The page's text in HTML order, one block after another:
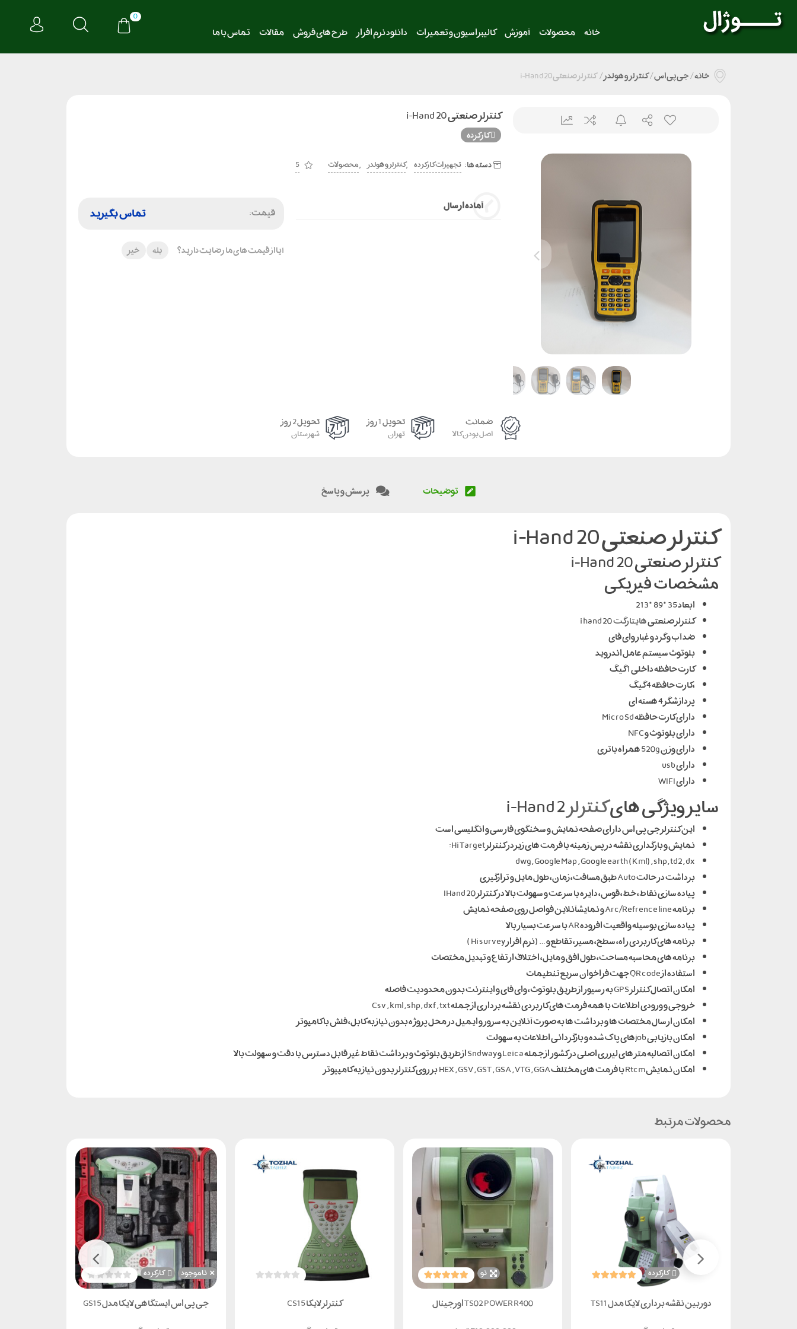
خانه محصولات آموزش کالیبراسیون و تعمیرات دانلود نرم افزار طرح های فروش مقالات تماس با ما
0
خانه/جی پی اس/کنترلر و هولدر/ کنترلر صنعتی i-Hand 20
کنترلر صنعتی i-Hand 20
کارکرده
دسته ها: تجهیزات کارکرده ,کنترلر و هولدر ,محصولات 5
آماده ارسال قیمت: تماس بگیرید
آیا از قیمت های ما رضایت دارید؟ بله خیر
ضمانت
اصل بودن کالا
تحویل 1 روز
تهران
تحویل 2 روز
شهرستان
توضیحات پرسش و پاسخ
کنترلر صنعتی i-Hand 20
کنترلر صنعتی i-Hand 20
مشخصات فیزیکی
ابعاد 35*89*213
کنترلر صنعتیهایتارگت
ضد آب و گرد و غبار وای فای
بلوتوث سیستم عامل اندروید
کارت حافظه داخلی 1 گیگ
،کارت حافظه 4 گیگ
پردازشگر 4 هسته ای
دارای کارت حافظه Micro Sd
دارای بلوتوث و NFC
دارای وزن 520g همراه باتری
دارای usb
دارای WIFI
سایر ویژگی هایکنترلر
این کنترلر جی پی اس دارای صفحه نمایش و سخنگوی فارسی و انگلیسی است
نمایش و بارگداری نقشه در پس زمینه با فرمت های زیردر کنترلر Hi Target:
dwg, Google Map , Google earth (Kml), shp, td2, dx
برداشت در حالت Auto طبق مسافت، زمان، طول مایل و ترازگیری
پیاده سازی نقاط، خط، قوس، دایره با سرعت و سهولت بالا در کنترلر IHand 20
برنامه Arc/ Refrence line و نمایشآنلاین فواصل روی صفحه نمایش
پیاده سازی بوسیله واقعیت افزوده AR با سرعت بسیار بالا
برنامه های کاربردی راه، سطح، مسیر، تقاطع و … (نرم افزار Hi survey )
برنامه های محاسبه مساحت، طول افق و مایل، اختلاف ارتفاع و تبدیل مختصات
استفاده از QR code جهت فراخوان سریع تنطیمات
امکان اتصال کنترلر GPS به رسیور از طریق بلوتوث، وای فای و اینترنت بدون محدودیت فاصله
خروجی و ورودی اطلاعات با همه فرمت های کاربردی نقشه برداری از جمله Csv , kml , shp, dxf , txt
امکان ارسال مختصات ها و برداشت ها به صورت آنلاین به سرور و ایمیل در محل پروژه بدون نیاز به کابل، فلش با کامپوتر
امکان بازیابی jobهای پاک شده و بازگردانی اطلاعات به سهولت
امکان اتصالبه متر های لیزری اصلی در کشور از جمله Leica و Sndway از طریق بلوتوث و برداشت نقاط غیر قابل دسترس با دقت و سهولت بالا
امکان نمایش Rtcm با فرمت های مختلف HEX , GSV , GST , GSA , VTG , GGA بر روی کنترلر بدون نیاز به کامپیوتر
محصولات مرتبط
کارکرده
دوربین نقشه برداری لایکا مدل TS11
نو
TS02 POWER R400 اورجینال
کنترلر لایکا CS15
ناموجود کارکرده
جی پی اس ایستگاهی لایکا مدل GS15